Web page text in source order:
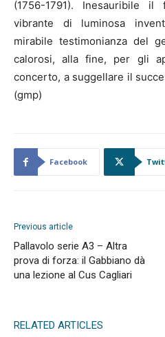
(1756-1791). Inesauribile
vibrante di luminosa
mirabile testimonianza del
calorosi, alla fine, per gli
concerto, a suggellare il
(gmp)
Facebook
Previous article
Pallavolo serie A3 – Altra
prova di forza: il Gabbiano dà
una lezione al Cus Cagliari
RELATED ARTICLES